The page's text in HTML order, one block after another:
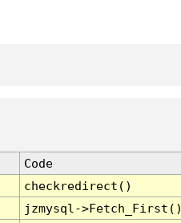
Code
checkredirect()
jzmysql-